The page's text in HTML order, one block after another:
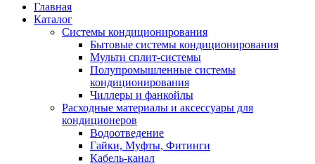
Главная
Каталог
Системы кондиционирования
Бытовые системы кондиционирования
Мульти сплит-системы
Полупромышленные системы
кондиционирования
Чиллеры и фанкойлы
Расходные материалы и аксессуары для
кондиционеров
Водоотведение
Гайки, Муфты, Фитинги
Кабель-канал